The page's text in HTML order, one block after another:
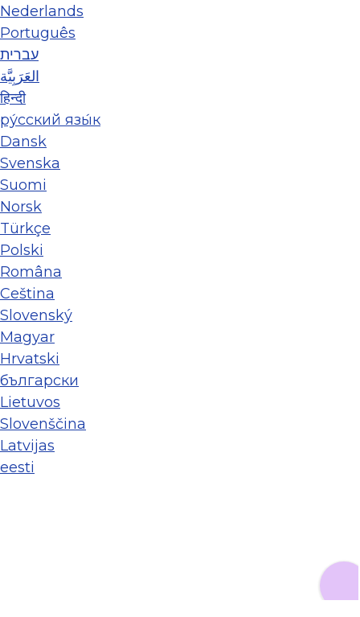
Nederlands
Português
עברית
العَرَبِيَّة
हिन्दी
ру́сский язы́к
Dansk
Svenska
Suomi
Norsk
Türkçe
Polski
Româna
Ceština
Slovenský
Magyar
Hrvatski
български
Lietuvos
Slovenščina
Latvijas
eesti